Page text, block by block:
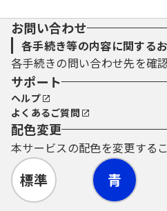
お問い合わせ
各手続き等の内容に関する
各手続きの問い合わせ先を確
サポート
ヘルプ
よくあるご質問
配色変更
本サービスの配色を変更する
標準 青